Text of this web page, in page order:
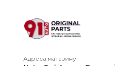
Адреса магазину